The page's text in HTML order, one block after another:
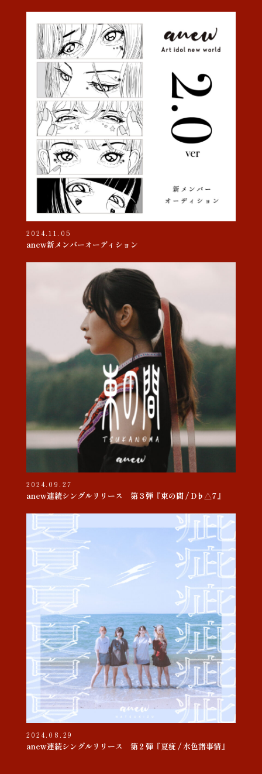
2024.11.05
anew新メンバーオーディション
2024.09.27
anew連続シングルリリース 第３弾『束の間 / D♭△7』
2024.08.29
anew連続シングルリリース 第２弾『夏疵 / 水色諸事情』